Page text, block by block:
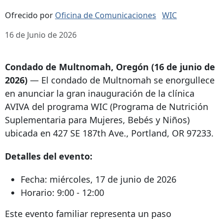
Ofrecido por Oficina de Comunicaciones WIC
16 de Junio de 2026
Condado de Multnomah, Oregón (16 de junio de
2026) — El condado de Multnomah se enorgullece
en anunciar la gran inauguración de la clínica
AVIVA del programa WIC (Programa de Nutrición
Suplementaria para Mujeres, Bebés y Niños)
ubicada en 427 SE 187th Ave., Portland, OR 97233.
Detalles del evento:
Fecha: miércoles, 17 de junio de 2026
Horario: 9:00 - 12:00
Este evento familiar representa un paso